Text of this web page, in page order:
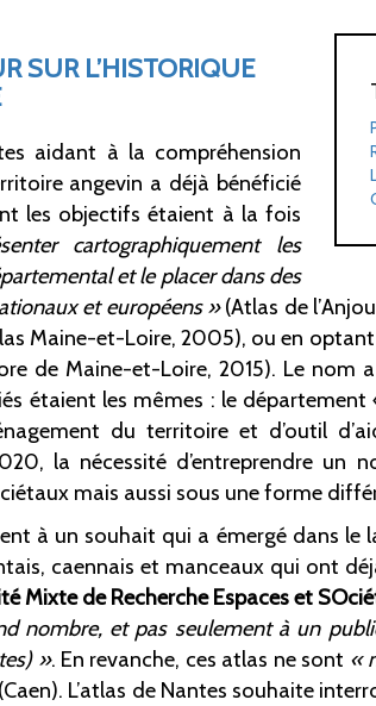
SUR L’HISTORIQUE
aidant à la compréhension
angevin a déjà bénéficié
les objectifs étaient à la fois
cartographiquement les
et le placer dans des
et européens »(Atlas de
Maine-et-Loire, 2005), ou en
de Maine-et-Loire, 2015). Le nom
étaient les mêmes : le département
du territoire et d’outil
la nécessité d’entreprendre
mais aussi sous une forme
à un souhait qui a émergé dans le
caennais et manceaux qui ont
Mixte de Recherche Espaces et
nombre, et pas seulement à un
». En revanche, ces atlas ne sont «
L’atlas de Nantes souhaite